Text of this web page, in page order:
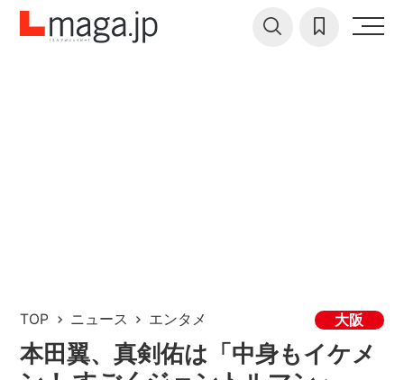
TOP ニュース エンタメ 大阪
本田翼、真剣佑は「中身もイケメ